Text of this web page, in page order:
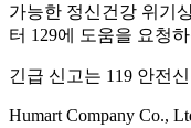
가능한 정신건강 위기
터 129에 도움을 요청
긴급 신고는 119 안전
Humart Company Co.,